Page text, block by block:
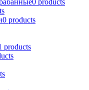
0 products
products